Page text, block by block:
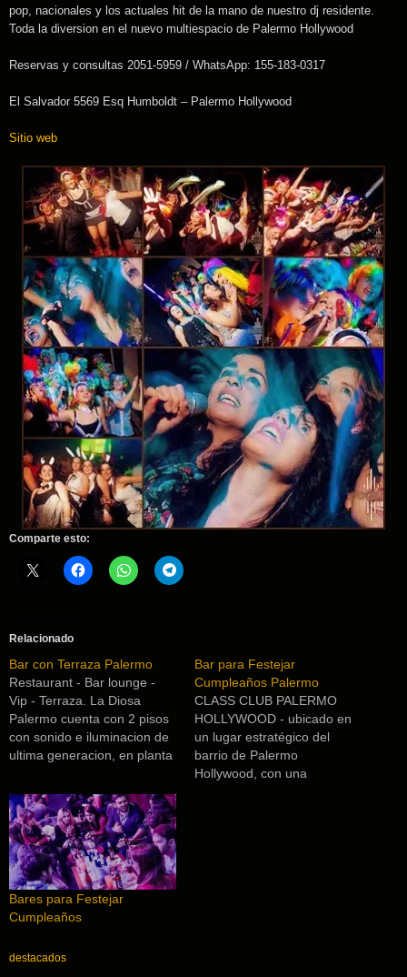
pop, nacionales y los actuales hit de la mano de nuestro dj residente.
Toda la diversion en el nuevo multiespacio de Palermo Hollywood
Reservas y consultas 2051-5959 / WhatsApp: 155-183-0317
El Salvador 5569 Esq Humboldt – Palermo Hollywood
Sitio web
Comparte esto:
Relacionado
Bar con Terraza Palermo
Restaurant - Bar lounge -
Vip - Terraza. La Diosa
Palermo cuenta con 2 pisos
con sonido e iluminacion de
ultima generacion, en planta
restaurant donde se puede
degustar exquisitos platos, el
sector bar lounge con una
gran carta de tragos y un
gran escenario donde…
Bar para Festejar
Cumpleaños Palermo
CLASS CLUB PALERMO
HOLLYWOOD - ubicado en
un lugar estratégico del
barrio de Palermo
Hollywood, con una
Bares para Festejar
Cumpleaños
destacados